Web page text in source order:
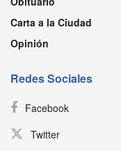
Carta a la Ciudad
Opinión
Redes Sociales
Facebook
Twitter